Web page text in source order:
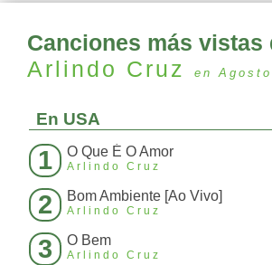
Canciones más vistas
Arlindo Cruz
en Agosto
En USA
1 O Que É O Amor
Arlindo Cruz
2 Bom Ambiente [Ao Vivo]
Arlindo Cruz
3 O Bem
Arlindo Cruz